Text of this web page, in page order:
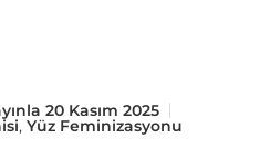
20 Kasım 2025
, Yüz Feminizasyonu